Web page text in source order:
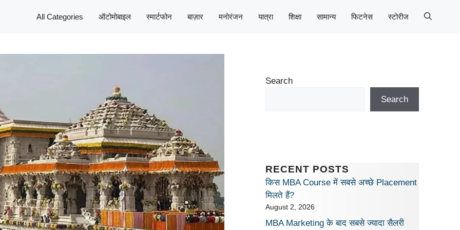
All Categories ऑटोमोबाइल स्मार्टफोन बाज़ार मनोरंजन यात्रा शिक्षा सामान्य फिटनेस स्टोरीज
Search
Search
RECENT POSTS
किस MBA Course में सबसे अच्छे Placement
मिलते हैं?
August 2, 2026
MBA Marketing के बाद सबसे ज्यादा सैलरी